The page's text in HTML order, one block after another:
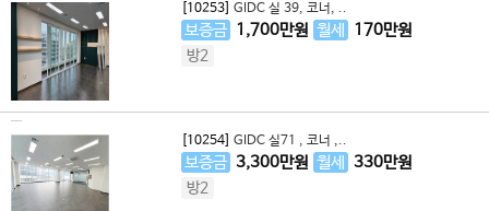
[10253] GIDC 실 39, 코너, ..
보증금 1,700만원 월세 170만원
방2
[10254] GIDC 실71 , 코너 ,..
보증금 3,300만원 월세 330만원
방2